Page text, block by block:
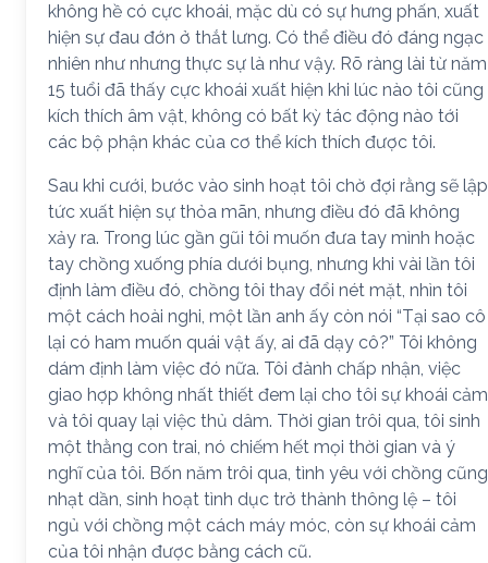
không hề có cực khoái, mặc dù có sự hưng phấn, xuất
hiện sự đau đớn ở thắt lưng. Có thể điều đó đáng ngạc
nhiên như nhưng thực sự là như vậy. Rõ ràng lài từ năm
15 tuổi đã thấy cực khoái xuất hiện khi lúc nào tôi cũng
kích thích âm vật, không có bất kỳ tác động nào tới
các bộ phận khác của cơ thể kích thích được tôi.
Sau khi cưới, bước vào sinh hoạt tôi chờ đợi rằng sẽ lập
tức xuất hiện sự thỏa mãn, nhưng điều đó đã không
xảy ra. Trong lúc gần gũi tôi muốn đưa tay mình hoặc
tay chồng xuống phía dưới bụng, nhưng khi vài lần tôi
định làm điều đó, chồng tôi thay đổi nét mặt, nhìn tôi
một cách hoài nghi, một lần anh ấy còn nói “Tại sao cô
lại có ham muốn quái vật ấy, ai đã dạy cô?” Tôi không
dám định làm việc đó nữa. Tôi đành chấp nhận, việc
giao hợp không nhất thiết đem lại cho tôi sự khoái cảm
và tôi quay lại việc thủ dâm. Thời gian trôi qua, tôi sinh
một thằng con trai, nó chiếm hết mọi thời gian và ý
nghĩ của tôi. Bốn năm trôi qua, tình yêu với chồng cũng
nhạt dần, sinh hoạt tình dục trở thành thông lệ – tôi
ngủ với chồng một cách máy móc, còn sự khoái cảm
của tôi nhận được bằng cách cũ.